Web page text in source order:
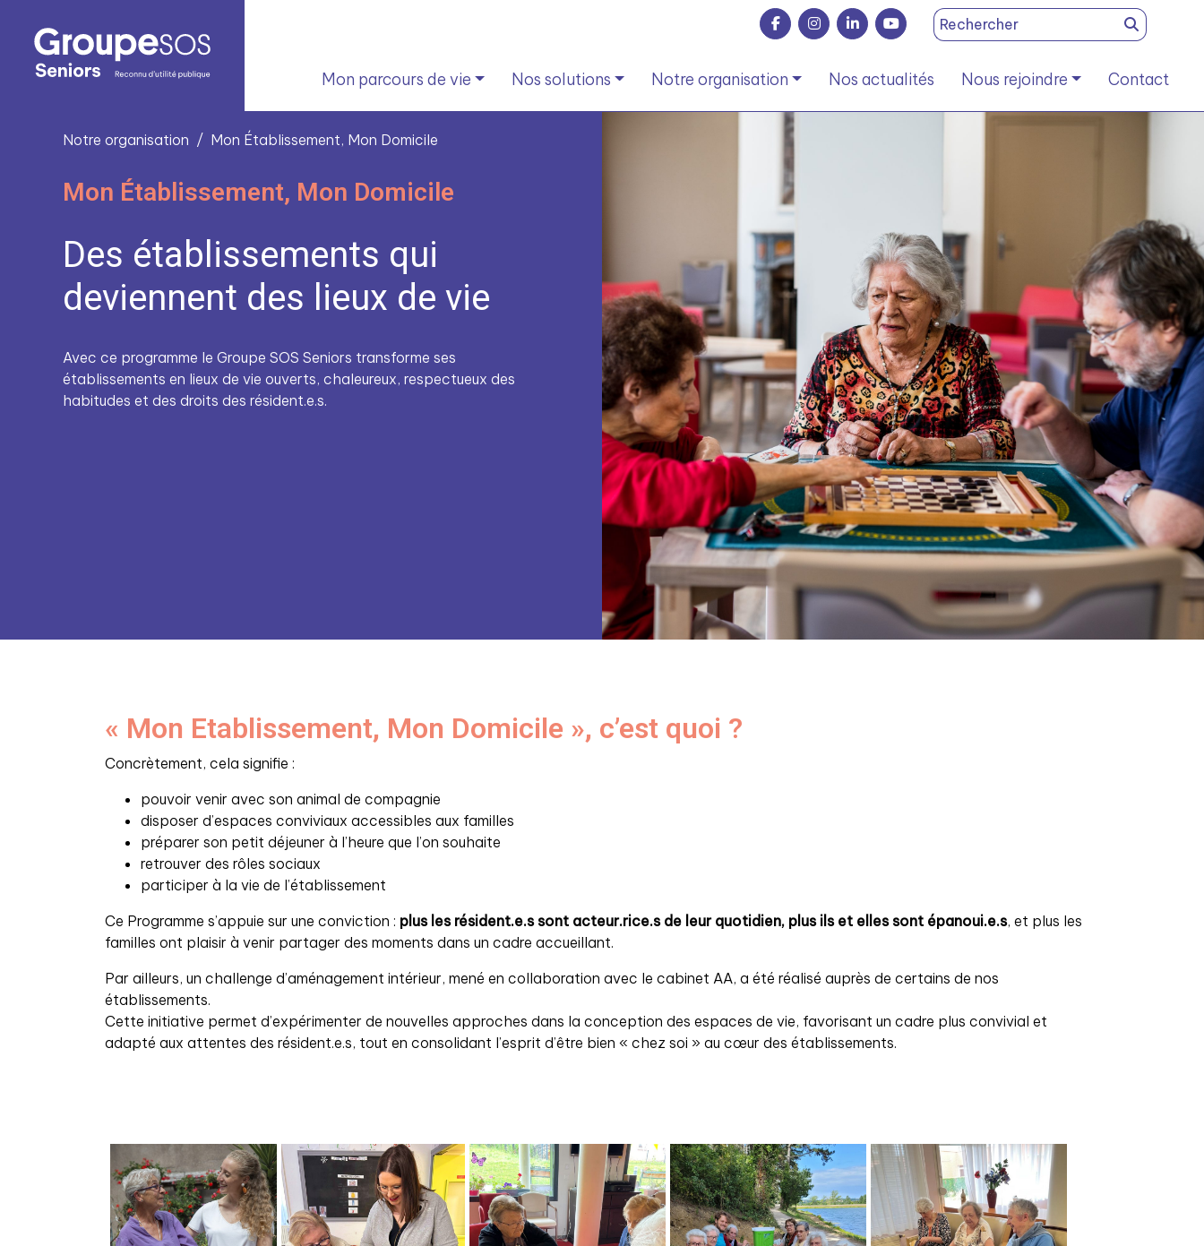
Search
for:
Mon parcours de vie Nos solutions Notre organisation Nos actualités Nous rejoindre Contact
Notre organisation Mon Établissement, Mon Domicile
Mon Établissement, Mon Domicile
Des établissements qui
deviennent des lieux de vie
Avec ce programme le Groupe SOS Seniors transforme ses
établissements en lieux de vie ouverts, chaleureux, respectueux des
habitudes et des droits des résident.e.s.
« Mon Etablissement, Mon Domicile », c’est quoi ?
Concrètement, cela signifie :
pouvoir venir avec son animal de compagnie
disposer d’espaces conviviaux accessibles aux familles
préparer son petit déjeuner à l’heure que l’on souhaite
retrouver des rôles sociaux
participer à la vie de l’établissement
Ce Programme s’appuie sur une conviction : plus les résident.e.s sont acteur.rice.s de leur quotidien, plus ils et elles sont épanoui.e.s, et plus les
familles ont plaisir à venir partager des moments dans un cadre accueillant.
Par ailleurs, un challenge d’aménagement intérieur, mené en collaboration avec le cabinet AA, a été réalisé auprès de certains de nos
établissements.
Cette initiative permet d’expérimenter de nouvelles approches dans la conception des espaces de vie, favorisant un cadre plus convivial et
adapté aux attentes des résident.e.s, tout en consolidant l’esprit d’être bien « chez soi » au cœur des établissements.